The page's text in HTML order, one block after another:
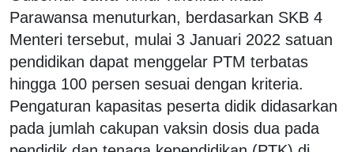
Parawansa menuturkan, berdasarkan SKB 4
Menteri tersebut, mulai 3 Januari 2022 satuan
pendidikan dapat menggelar PTM terbatas
hingga 100 persen sesuai dengan kriteria.
Pengaturan kapasitas peserta didik didasarkan
pada jumlah cakupan vaksin dosis dua pada